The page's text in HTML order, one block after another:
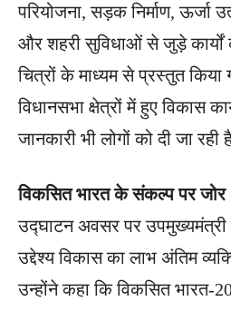
परियोजना, सड़क निर्माण, ऊर्जा
और शहरी सुविधाओं से जुड़े
चित्रों के माध्यम से प्रस्तुत
विधानसभा क्षेत्रों में हुए विकास
जानकारी भी लोगों को दी जा रही
विकसित भारत के संकल्प पर जोर
उद्घाटन अवसर पर
उद्देश्य विकास का लाभ अंतिम
उन्होंने कहा कि विकसित भारत-